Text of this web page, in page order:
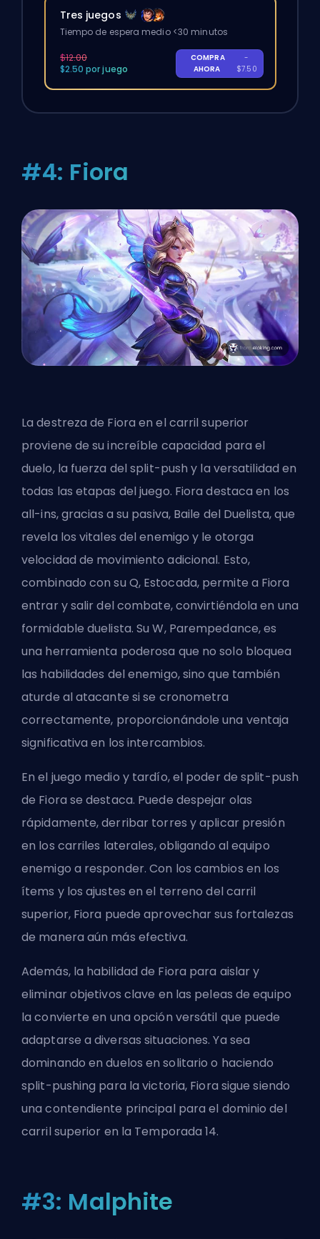
Tres juegos
Tiempo de espera medio <30 minutos
$12.00
$2.50 por juego
COMPRA
AHORA
-
$7.50
#4: Fiora
La destreza de Fiora en el carril superior
proviene de su increíble capacidad para el
duelo, la fuerza del split-push y la versatilidad en
todas las etapas del juego. Fiora destaca en los
all-ins, gracias a su pasiva, Baile del Duelista, que
revela los vitales del enemigo y le otorga
velocidad de movimiento adicional. Esto,
combinado con su Q, Estocada, permite a Fiora
entrar y salir del combate, convirtiéndola en una
formidable duelista. Su W, Parempedance, es
una herramienta poderosa que no solo bloquea
las habilidades del enemigo, sino que también
aturde al atacante si se cronometra
correctamente, proporcionándole una ventaja
significativa en los intercambios.
En el juego medio y tardío, el poder de split-push
de Fiora se destaca. Puede despejar olas
rápidamente, derribar torres y aplicar presión
en los carriles laterales, obligando al equipo
enemigo a responder. Con los cambios en los
ítems y los ajustes en el terreno del carril
superior, Fiora puede aprovechar sus fortalezas
de manera aún más efectiva.
Además, la habilidad de Fiora para aislar y
eliminar objetivos clave en las peleas de equipo
la convierte en una opción versátil que puede
adaptarse a diversas situaciones. Ya sea
dominando en duelos en solitario o haciendo
split-pushing para la victoria, Fiora sigue siendo
una contendiente principal para el dominio del
carril superior en la Temporada 14.
#3: Malphite